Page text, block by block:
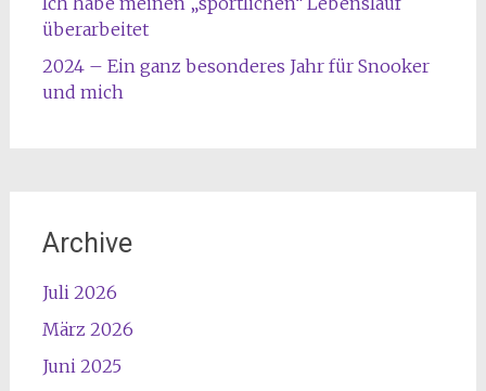
überarbeitet
2024 – Ein ganz besonderes Jahr für Snooker
und mich
Archive
Juli 2026
März 2026
Juni 2025